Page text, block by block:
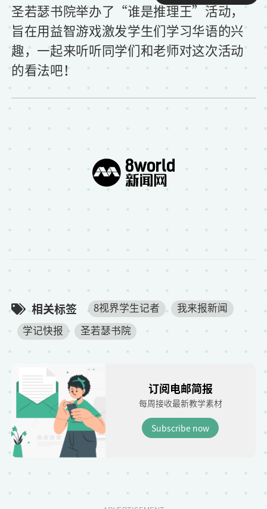
圣若瑟书院举办了“谁是推理王”活动，
旨在用益智游戏激发学生们学习华语的兴
趣，一起来听听同学们和老师对这次活动
的看法吧！
相关标签 8视界学生记者
我来报新闻
学记快报
圣若瑟书院
订阅电邮简报
每周接收最新教学素材
Subscribe now